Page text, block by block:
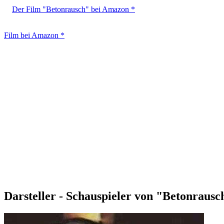
Der Film "Betonrausch" bei Amazon *
Film bei Amazon *
Darsteller - Schauspieler von